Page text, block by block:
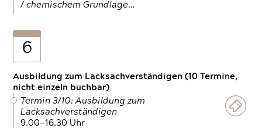
/ chemischem Grundlage…
6
Ausbildung zum Lacksachverständigen (10 Termine,
nicht einzeln buchbar)
Termin 3/10: Ausbildung zum
Lacksachverständigen
9.00—16.30 Uhr